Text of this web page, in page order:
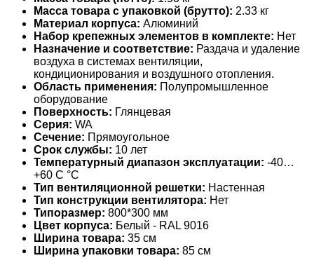
Масса товара с упаковкой (брутто): 2.33 кг
Материал корпуса: Алюминий
Набор крепежных элементов в комплекте: Нет
Назначение и соответствие: Раздача и удаление
воздуха в системах вентиляции,
кондиционирования и воздушного отопления.
Область применения: Полупромышленное
оборудование
Поверхность: Глянцевая
Серия: WA
Сечение: Прямоугольное
Срок службы: 10 лет
Температурный диапазон эксплуатации: -40…
+60 С °С
Тип вентиляционной решетки: Настенная
Тип конструкции вентилятора: Нет
Типоразмер: 800*300 мм
Цвет корпуса: Белый - RAL 9016
Ширина товара: 35 см
Ширина упаковки товара: 85 см